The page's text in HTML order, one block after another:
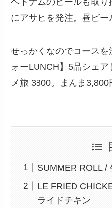
にアサヒを発注。昼ビー
せっかくなのでコース
ォーLUNCH】5品シェ
メ旅 3800。まんま3,800
SUMMER ROLL /
LE FRIED
ライドチキン